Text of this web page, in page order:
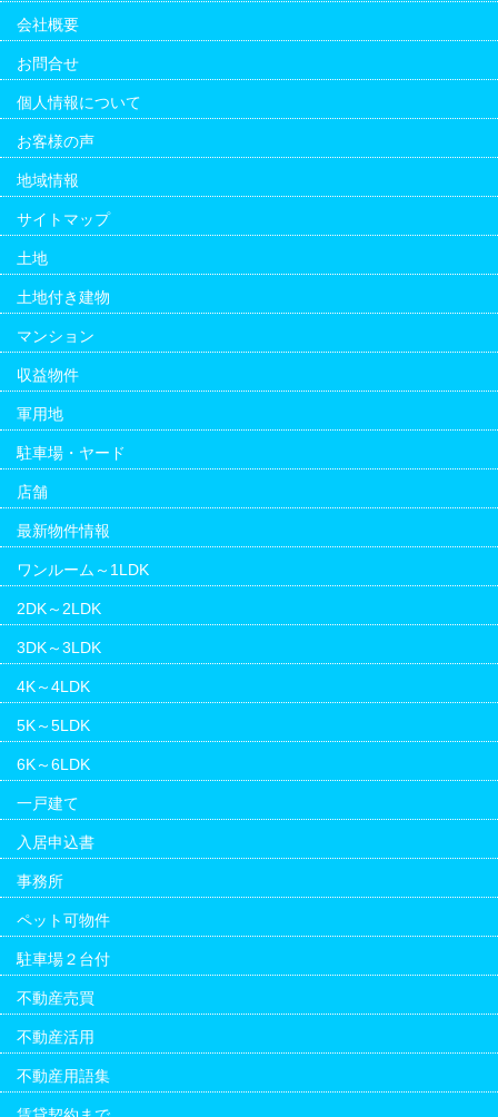
会社概要
お問合せ
個人情報について
お客様の声
地域情報
サイトマップ
土地
土地付き建物
マンション
収益物件
軍用地
駐車場・ヤード
店舗
最新物件情報
ワンルーム～1LDK
2DK～2LDK
3DK～3LDK
4K～4LDK
5K～5LDK
6K～6LDK
一戸建て
入居申込書
事務所
ペット可物件
駐車場２台付
不動産売買
不動産活用
不動産用語集